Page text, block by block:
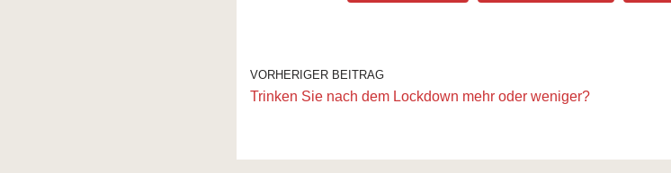
VORHERIGER BEITRAG
Trinken Sie nach dem Lockdown mehr oder weniger?